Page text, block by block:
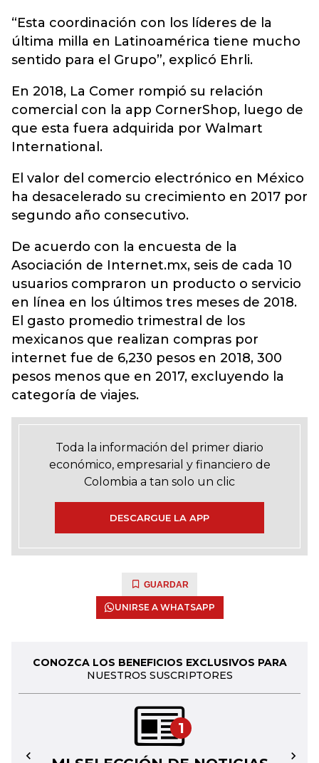
“Esta coordinación con los líderes de la
última milla en Latinoamérica tiene mucho
sentido para el Grupo”, explicó Ehrli.
En 2018, La Comer rompió su relación
comercial con la app CornerShop, luego de
que esta fuera adquirida por Walmart
International.
El valor del comercio electrónico en México
ha desacelerado su crecimiento en 2017 por
segundo año consecutivo.
De acuerdo con la encuesta de la
Asociación de Internet.mx, seis de cada 10
usuarios compraron un producto o servicio
en línea en los últimos tres meses de 2018.
El gasto promedio trimestral de los
mexicanos que realizan compras por
internet fue de 6,230 pesos en 2018, 300
pesos menos que en 2017, excluyendo la
categoría de viajes.
Toda la información del primer diario
económico, empresarial y financiero de
Colombia a tan solo un clic
DESCARGUE LA APP
GUARDAR
UNIRSE A WHATSAPP
CONOZCA LOS BENEFICIOS EXCLUSIVOS PARA
NUESTROS SUSCRIPTORES
1